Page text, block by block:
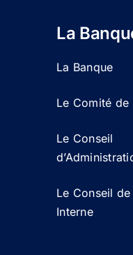
La
La Banque
Le Comité de
Le Conseil
Le Conseil
Interne